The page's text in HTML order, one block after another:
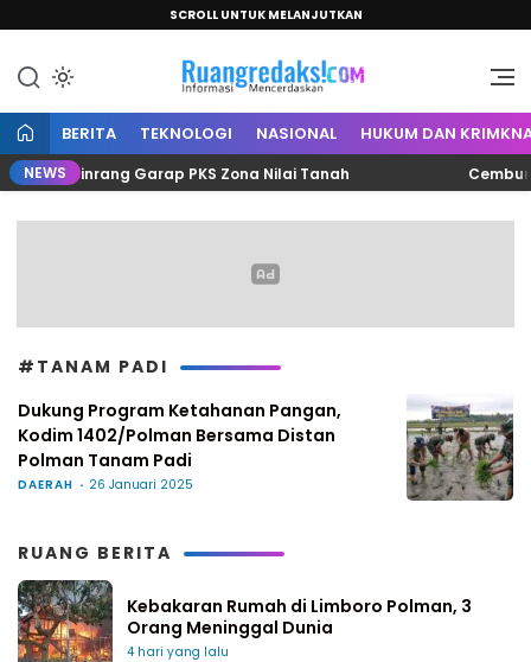
SCROLL UNTUK MELANJUTKAN
Ruang Redaksi
Informasi Mencerdaskan
BERITA TEKNOLOGI NASIONAL HUKUM DAN
NEWS
Pinrang Garap PKS Zona Nilai Tanah Cemburu
#TANAM PADI
Dukung Program Ketahanan Pangan,
Kodim 1402/Polman Bersama Distan
Polman Tanam Padi
DAERAH 26 Januari 2025
RUANG BERITA
Kebakaran Rumah di Limboro Polman, 3
Orang Meninggal Dunia
4 hari yang lalu